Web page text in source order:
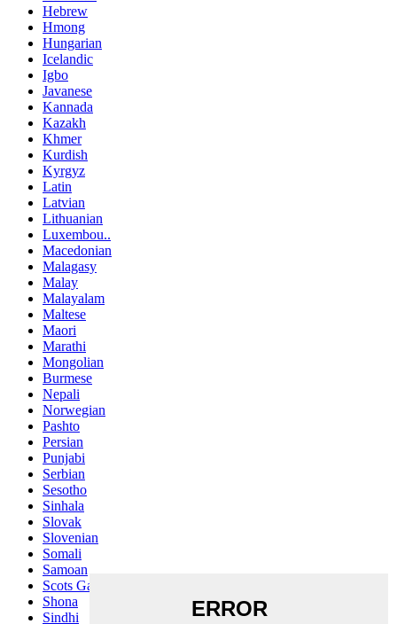
Hebrew
Hmong
Hungarian
Icelandic
Igbo
Javanese
Kannada
Kazakh
Khmer
Kurdish
Kyrgyz
Latin
Latvian
Lithuanian
Luxembou..
Macedonian
Malagasy
Malay
Malayalam
Maltese
Maori
Marathi
Mongolian
Burmese
Nepali
Norwegian
Pashto
Persian
Punjabi
Serbian
Sesotho
Sinhala
Slovak
Slovenian
Somali
Samoan
Scots Gaelic
Shona
Sindhi